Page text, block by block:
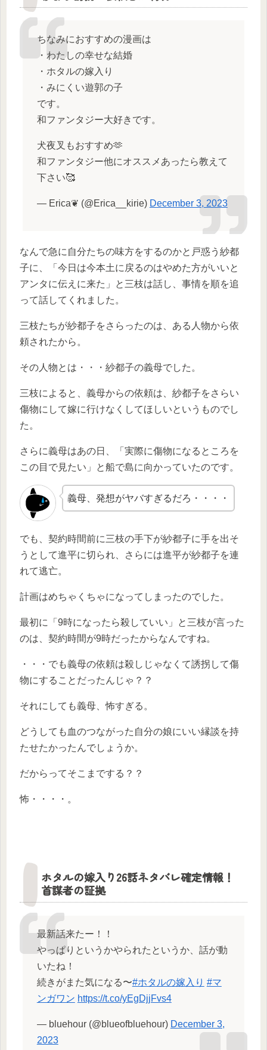
ちなみにおすすめの漫画は
・わたしの幸せな結婚
・ホタルの嫁入り
・みにくい遊郭の子
です。
和ファンタジー大好きです。
犬夜叉もおすすめ🫶
和ファンタジー他にオススメあったら教えて
下さい🥰
— Erica❦ (@Erica__kirie) December 3, 2023
なんで急に自分たちの味方をするのかと戸惑う紗都
子に、「今日は今本土に戻るのはやめた方がいいと
アンタに伝えに来た」と三枝は話し、事情を順を追
って話してくれました。
三枝たちが紗都子をさらったのは、ある人物から依
頼されたから。
その人物とは・・・紗都子の義母でした。
三枝によると、義母からの依頼は、紗都子をさらい
傷物にして嫁に行けなくしてほしいというものでし
た。
さらに義母はあの日、「実際に傷物になるところを
この目で見たい」と船で島に向かっていたのです。
義母、発想がヤバすぎるだろ・・・・
でも、契約時間前に三枝の手下が紗都子に手を出そ
うとして進平に切られ、さらには進平が紗都子を連
れて逃亡。
計画はめちゃくちゃになってしまったのでした。
最初に「9時になったら殺していい」と三枝が言った
のは、契約時間が9時だったからなんですね。
・・・でも義母の依頼は殺しじゃなくて誘拐して傷
物にすることだったんじゃ？？
それにしても義母、怖すぎる。
どうしても血のつながった自分の娘にいい縁談を持
たせたかったんでしょうか。
だからってそこまでする？？
怖・・・・。
ホタルの嫁入り26話ネタバレ確定情報！
首謀者の証拠
最新話来たー！！
やっぱりというかやられたというか、話が動
いたね！
続きがまた気になる〜#ホタルの嫁入り #マ
ンガワン https://t.co/yEgDjjFvs4
— bluehour (@blueofbluehour) December 3,
2023